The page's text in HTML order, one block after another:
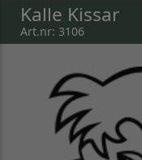
Kalle Kissar
Art.nr: 3106